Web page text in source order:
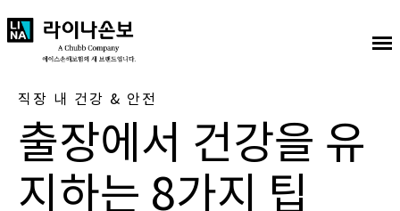
직장 내 건강 & 안전
출장에서 건강을 유
지하는 8가지 팁